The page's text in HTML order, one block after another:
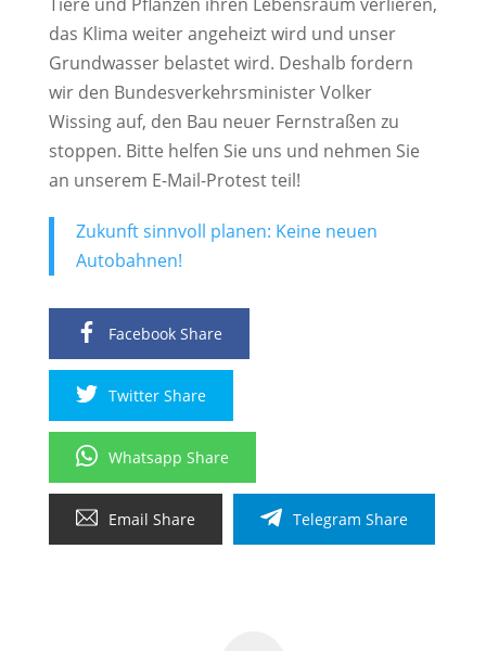
das Klima weiter angeheizt wird und unser
Grundwasser belastet wird. Deshalb fordern
wir den Bundesverkehrsminister Volker
Wissing auf, den Bau neuer Fernstraßen zu
stoppen. Bitte helfen Sie uns und nehmen Sie
an unserem E-Mail-Protest teil!
Zukunft sinnvoll planen: Keine neuen
Autobahnen!
Facebook Share
Twitter Share
Whatsapp Share
Email Share Telegram Share